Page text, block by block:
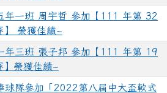
年一班 周宇哲 參加【111 年第 32
】 榮獲佳績~
年三班 張子邦 參加【111 年第 19
】榮獲佳績~
球隊參加「2022第八屆中大盃軟式